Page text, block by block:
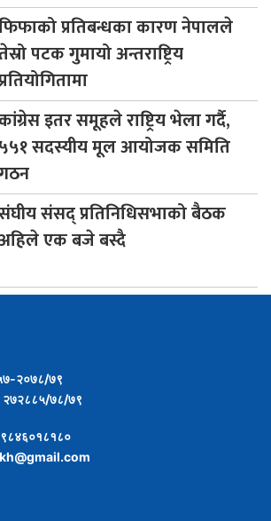
प्रतिबन्धका कारण नेपालले
पटक गुमायो अन्तराष्ट्रिय
इतर समूहले राष्ट्रिय भेला गर्दै,
५५१ सदस्यीय मूल आयोजक समिति
संसद् प्रतिनिधिसभाको बैठक
एक बजे बस्दै
२०७८/७९
: २७२८८५/७८/७९
९८४६०१८१८०